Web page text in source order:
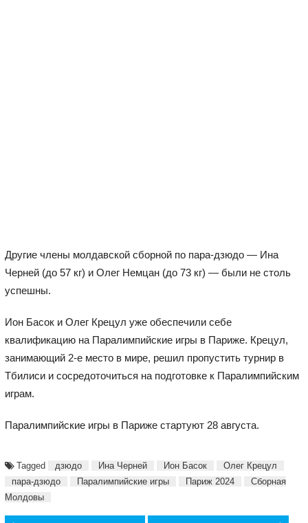
Другие члены молдавской сборной по пара-дзюдо — Ина
Черней (до 57 кг) и Олег Немцан (до 73 кг) — были не столь
успешны.
Ион Басок и Олег Крецул уже обеспечили себе
квалификацию на Паралимпийские игры в Париже. Крецул,
занимающий 2-е место в мире, решил пропустить турнир в
Тбилиси и сосредоточиться на подготовке к Паралимпийским
играм.
Паралимпийские игры в Париже стартуют 28 августа.
Tagged дзюдо Ина Черней Ион Басок
Олег Крецул
пара-дзюдо
Паралимпийские игры Париж 2024
Сборная
Молдовы